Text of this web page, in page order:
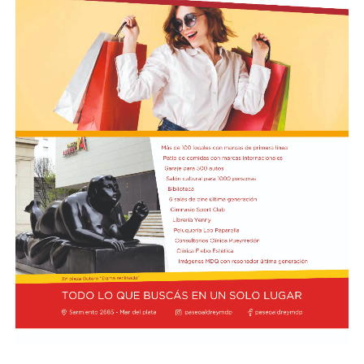
Independiente Santa Fe de Colombia, una serie que
podría definir el futuro inmediato del entrenador.
Boca, por su parte, no vive una crisis tan aguda en
términos de resultados, pero sí atraviesa un tramo que
genera preocupación por la falta de solidez y
continuidad en el juego. El arranque del ciclo de Rodolfo
Arruabarrena había sido alentador: el equipo logró la
clasificación a los octavos de final de la Copa Argentina
tras vencer 2-0 a Sarmiento de Junín y obtuvo un
triunfo 1-0 ante O’Higgins de Chile en la ida de los
octavos de la Copa Sudamericana, en la Bombonera.
Sin embargo, el envión inicial se frenó de golpe. En la
primera fecha del Torneo Clausura, Boca sufrió una dura
goleada 3-0 como visitante de Deportivo Riestra, un